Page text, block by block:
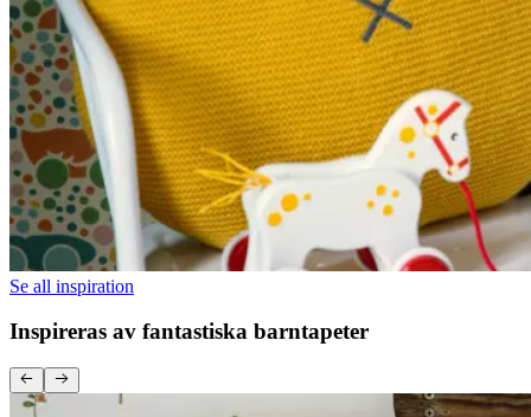
Se all inspiration
Inspireras av fantastiska barntapeter